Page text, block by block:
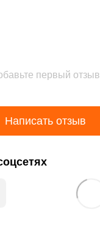
первый отзыв
Написать отзыв